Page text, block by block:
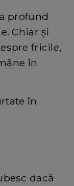
profund
Chiar și
fricile,
în
în
dacă